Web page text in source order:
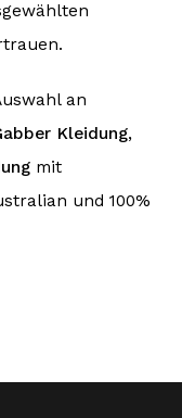
an
Kleidung,
mit
und 100%